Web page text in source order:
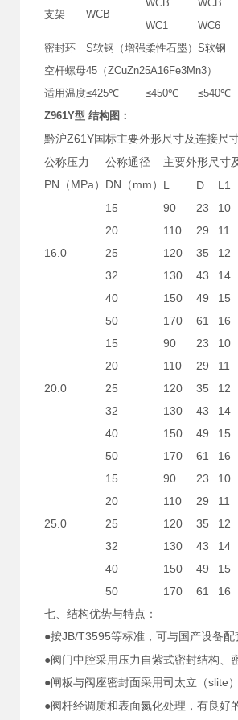
支架 WCB
WCB WCB
WC1
WC6
密封环
S软钢（增强柔性石墨） S软钢
空杆螺母45（ZCuZn25A16Fe3Mn3）
适用温度≤425℃ ≤450℃ ≤540℃
Z961Y型 结构图：
黔沪Z61Y 国标主要外形尺寸及连接尺寸
公称压力
PN （ MPa ）
公称通径
DN （ mm ）
主要外形尺寸
L D L1
16.0
15 90 23 10
20
110 29 11
25
120 35 12
32
130 43 14
40
150 49 15
50
170 61 16
20.0
15 90 23 10
20
110 29 11
25
120 35 12
32
130 43 14
40
150 49 15
50
170 61 16
25.0
15 90 23 10
20
110 29 11
25
120 35 12
32
130 43 14
40
150 49 15
50
170 61 16
七、结构优势与特点：
●按JB/T3595等标准，可与国产设备配
●阀门中腔采用压力自紫式密封结构、
●闸板与阀座密封面采用司太立（slite
●阀杆经调质和表面氮化处理，有良好